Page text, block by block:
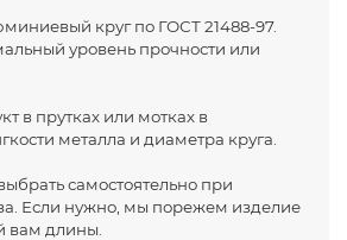
круг по ГОСТ 21488-97.
уровень прочности или
в прутках или мотках в
металла и диаметра круга.
самостоятельно при
Если нужно, мы порежем изделие
вам длины.